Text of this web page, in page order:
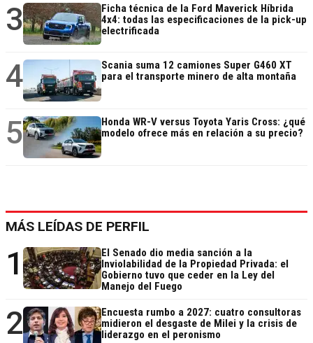
3
Ficha técnica de la Ford Maverick Híbrida
4x4: todas las especificaciones de la pick-up
electrificada
4
Scania suma 12 camiones Super G460 XT
para el transporte minero de alta montaña
5
Honda WR-V versus Toyota Yaris Cross: ¿qué
modelo ofrece más en relación a su precio?
MÁS LEÍDAS DE PERFIL
1
El Senado dio media sanción a la
Inviolabilidad de la Propiedad Privada: el
Gobierno tuvo que ceder en la Ley del
Manejo del Fuego
2
Encuesta rumbo a 2027: cuatro consultoras
midieron el desgaste de Milei y la crisis de
liderazgo en el peronismo